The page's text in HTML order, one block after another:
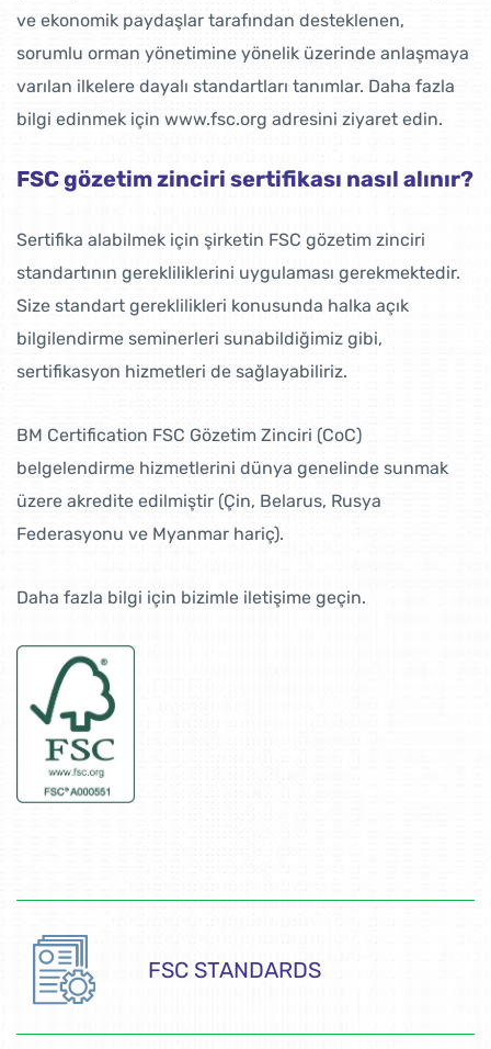
ve ekonomik paydaşlar tarafından desteklenen,
sorumlu orman yönetimine yönelik üzerinde anlaşmaya
varılan ilkelere dayalı standartları tanımlar. Daha fazla
bilgi edinmek için www.fsc.org adresini ziyaret edin.
FSC gözetim zinciri sertifikası nasıl alınır?
Sertifika alabilmek için şirketin FSC gözetim zinciri
standartının gerekliliklerini uygulaması gerekmektedir.
Size standart gereklilikleri konusunda halka açık
bilgilendirme seminerleri sunabildiğimiz gibi,
sertifikasyon hizmetleri de sağlayabiliriz.
BM Certification FSC Gözetim Zinciri (CoC)
belgelendirme hizmetlerini dünya genelinde sunmak
üzere akredite edilmiştir (Çin, Belarus, Rusya
Federasyonu ve Myanmar hariç).
Daha fazla bilgi için bizimle iletişime geçin.
FSC STANDARDS